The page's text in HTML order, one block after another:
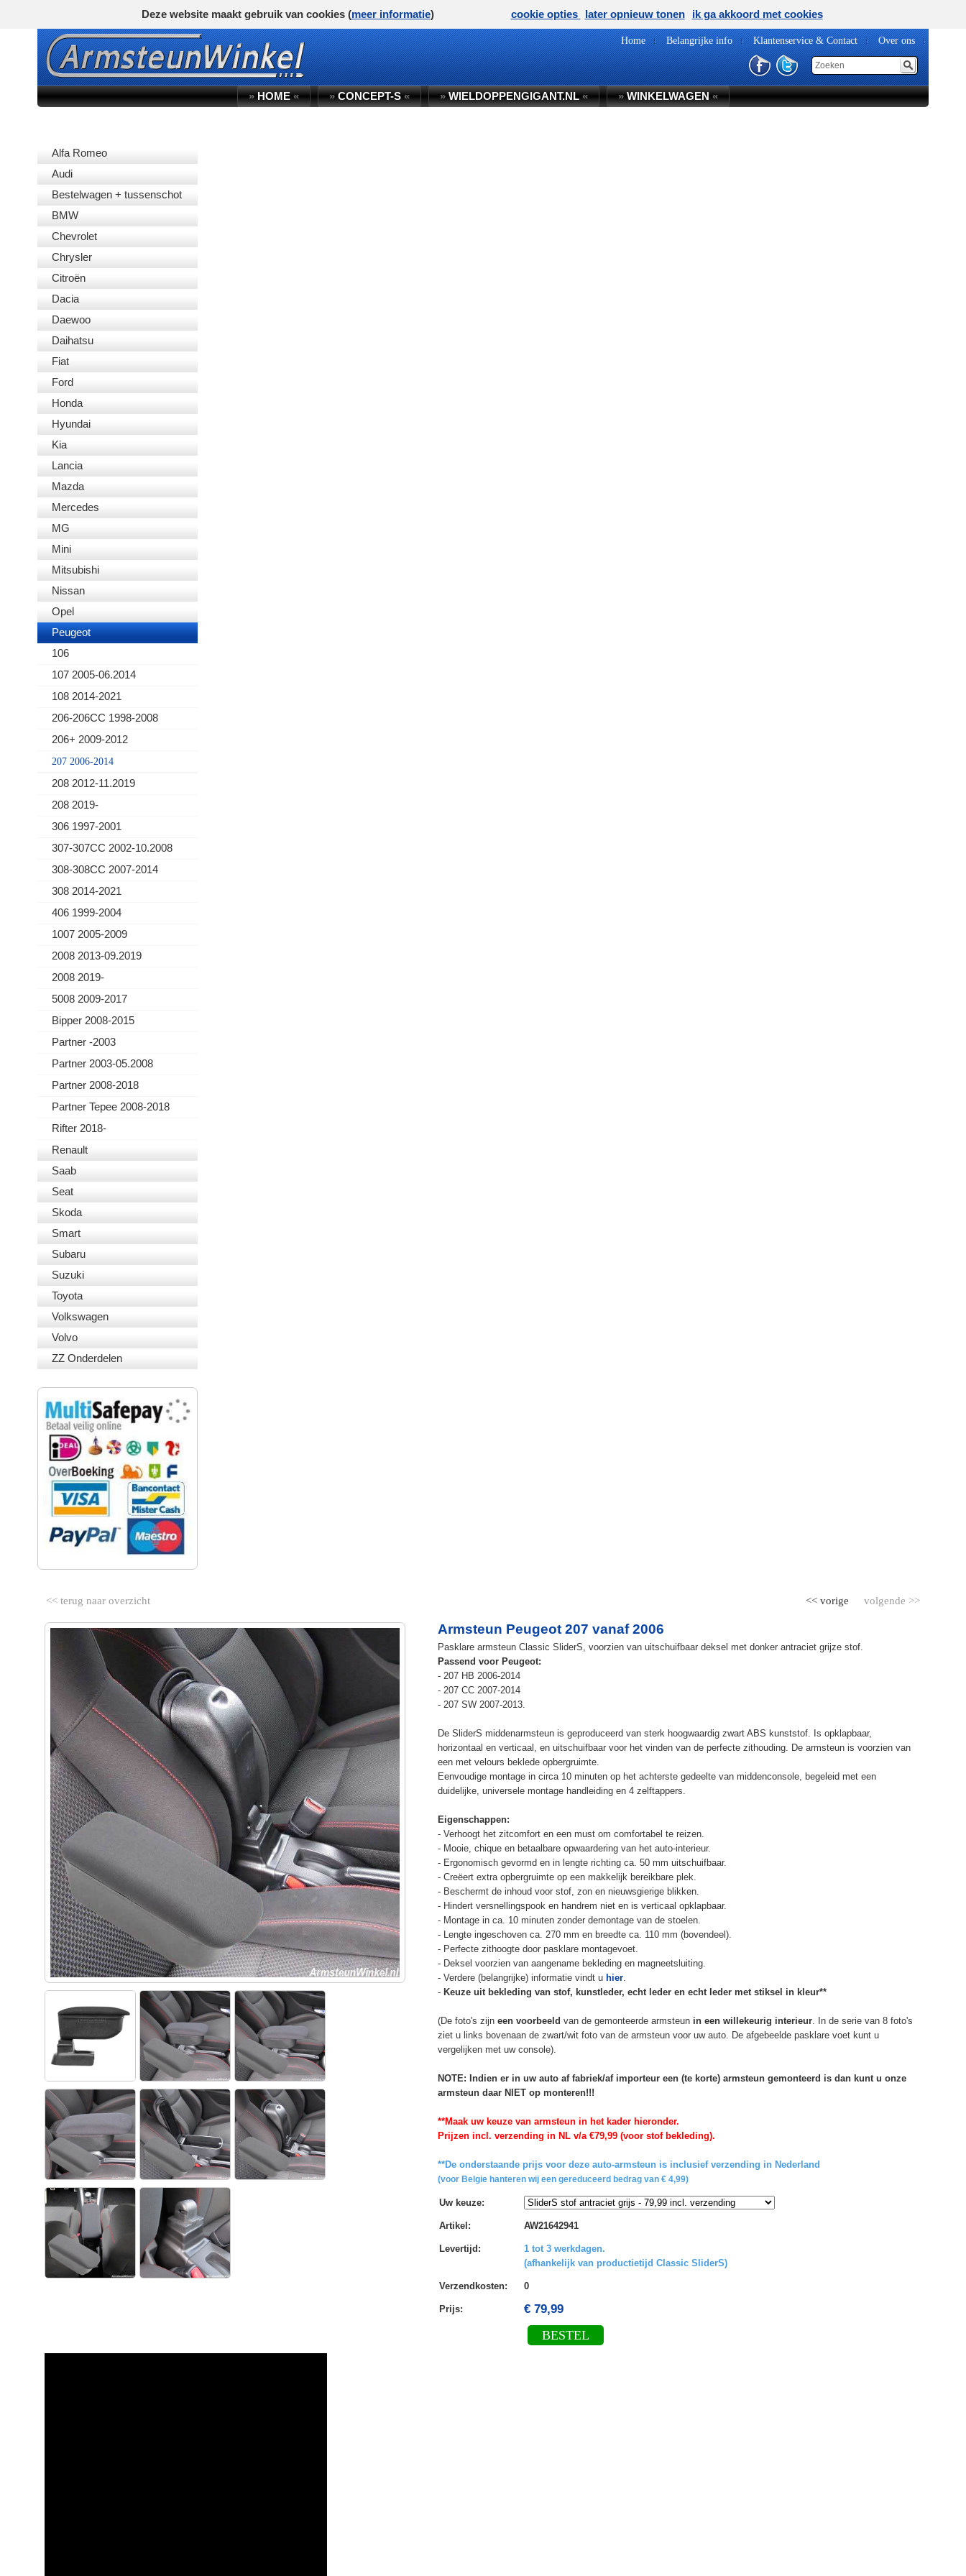
Home Belangrijke info Klantenservice & Contact Over ons
»HOME« »CONCEPT-S« »WIELDOPPENGIGANT.NL« »WINKELWAGEN«
Alfa Romeo
Audi
Bestelwagen + tussenschot
BMW
Chevrolet
Chrysler
Citroën
Dacia
Daewoo
Daihatsu
Fiat
Ford
Honda
Hyundai
Kia
Lancia
Mazda
Mercedes
MG
Mini
Mitsubishi
Nissan
Opel
Peugeot
106
107 2005-06.2014
108 2014-2021
206-206CC 1998-2008
206+ 2009-2012
207 2006-2014
208 2012-11.2019
208 2019-
306 1997-2001
307-307CC 2002-10.2008
308-308CC 2007-2014
308 2014-2021
406 1999-2004
1007 2005-2009
2008 2013-09.2019
2008 2019-
5008 2009-2017
Bipper 2008-2015
Partner -2003
Partner 2003-05.2008
Partner 2008-2018
Partner Tepee 2008-2018
Rifter 2018-
Renault
Saab
Seat
Skoda
Smart
Subaru
Suzuki
Toyota
Volkswagen
Volvo
ZZ Onderdelen
<< terug naar overzicht volgende >>
<< vorige
Armsteun Peugeot 207 vanaf 2006
Pasklare armsteun Classic SliderS, voorzien van uitschuifbaar deksel met donker antraciet grijze stof.
Passend voor Peugeot:
- 207 HB 2006-2014
- 207 CC 2007-2014
- 207 SW 2007-2013.
De SliderS middenarmsteun is geproduceerd van sterk hoogwaardig zwart ABS kunststof. Is opklapbaar,
horizontaal en verticaal, en uitschuifbaar voor het vinden van de perfecte zithouding. De armsteun is voorzien van
een met velours beklede opbergruimte.
Eenvoudige montage in circa 10 minuten op het achterste gedeelte van middenconsole, begeleid met een
duidelijke, universele montage handleiding en 4 zelftappers.
Eigenschappen:
- Verhoogt het zitcomfort en een must om comfortabel te reizen.
- Mooie, chique en betaalbare opwaardering van het auto-interieur.
- Ergonomisch gevormd en in lengte richting ca. 50 mm uitschuifbaar.
- Creëert extra opbergruimte op een makkelijk bereikbare plek.
- Beschermt de inhoud voor stof, zon en nieuwsgierige blikken.
- Hindert versnellingspook en handrem niet en is verticaal opklapbaar.
- Montage in ca. 10 minuten zonder demontage van de stoelen.
- Lengte ingeschoven ca. 270 mm en breedte ca. 110 mm (bovendeel).
- Perfecte zithoogte door pasklare montagevoet.
- Deksel voorzien van aangename bekleding en magneetsluiting.
- Verdere (belangrijke) informatie vindt u hier.
- Keuze uit bekleding van stof, kunstleder, echt leder en echt leder met stiksel in kleur**
(De foto's zijn een voorbeeld van de gemonteerde armsteun in een willekeurig interieur. In de serie van 8 foto's
ziet u links bovenaan de zwart/wit foto van de armsteun voor uw auto. De afgebeelde pasklare voet kunt u
vergelijken met uw console).
NOTE: Indien er in uw auto af fabriek/af importeur een (te korte) armsteun gemonteerd is dan kunt u onze
armsteun daar NIET op monteren!!!
**Maak uw keuze van armsteun in het kader hieronder.
Prijzen incl. verzending in NL v/a €79,99 (voor stof bekleding).
**De onderstaande prijs voor deze auto-armsteun is inclusief verzending in Nederland
(voor Belgie hanteren wij een gereduceerd bedrag van € 4,99)
Uw keuze:
Artikel : AW21642941
Levertijd :
1 tot 3 werkdagen.
(afhankelijk van productietijd Classic SliderS)
Verzendkosten: 0
Prijs: € 79,99
BESTEL
Deze website maakt gebruik van cookies (meer informatie) cookie opties later opnieuw tonen ik ga akkoord met cookies